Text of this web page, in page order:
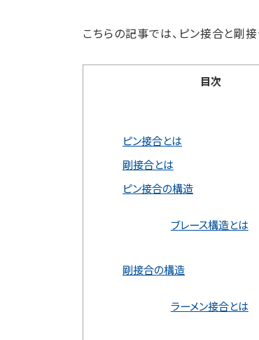
こちらの記事では、ピン接合と剛
目次
ピン接合とは
剛接合とは
ピン接合の構造
ブレース構造とは
剛接合の構造
ラーメン接合とは